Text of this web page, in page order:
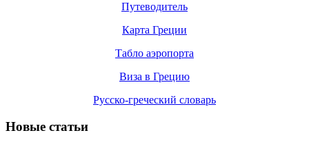
Путеводитель
Карта Греции
Табло аэропорта
Виза в Грецию
Русско-греческий словарь
Новые статьи